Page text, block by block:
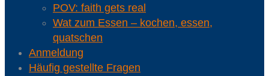
POV: faith gets real
Wat zum Essen – kochen, essen,
quatschen
Anmeldung
Häufig gestellte Fragen